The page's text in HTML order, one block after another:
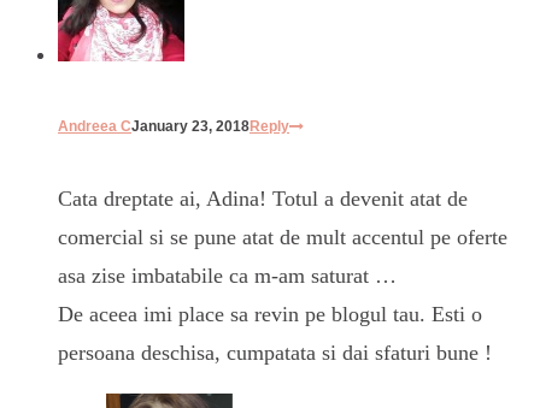
Andreea CJanuary 23, 2018Reply
Cata dreptate ai, Adina! Totul a devenit atat de
comercial si se pune atat de mult accentul pe oferte
asa zise imbatabile ca m-am saturat …
De aceea imi place sa revin pe blogul tau. Esti o
persoana deschisa, cumpatata si dai sfaturi bune !